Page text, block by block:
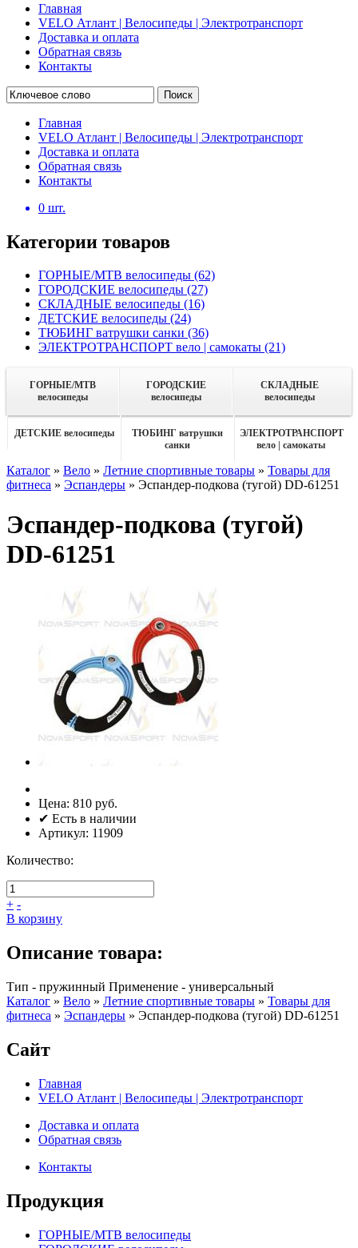
Главная
VELO Атлант | Велосипеды | Электротранспорт
Доставка и оплата
Обратная связь
Контакты
Поиск
Главная
VELO Атлант | Велосипеды | Электротранспорт
Доставка и оплата
Обратная связь
Контакты
0 шт.
Категории товаров
ГОРНЫЕ/MTB велосипеды (62)
ГОРОДСКИЕ велосипеды (27)
СКЛАДНЫЕ велосипеды (16)
ДЕТСКИЕ велосипеды (24)
ТЮБИНГ ватрушки санки (36)
ЭЛЕКТРОТРАНСПОРТ вело | самокаты (21)
ГОРНЫЕ/MTB
велосипеды
ГОРОДСКИЕ
велосипеды
СКЛАДНЫЕ
велосипеды
ДЕТСКИЕ велосипеды
ТЮБИНГ ватрушки
санки
ЭЛЕКТРОТРАНСПОРТ
вело | самокаты
Каталог » Вело » Летние спортивные товары » Товары для
фитнеса » Эспандеры » Эспандер-подкова (тугой) DD-61251
Эспандер-подкова (тугой)
DD-61251
Цена: 810 руб.
✔ Есть в наличии
Артикул: 11909
Количество:
+ -
В корзину
Описание товара:
Тип - пружинный Применение - универсальный
Каталог » Вело » Летние спортивные товары » Товары для
фитнеса » Эспандеры » Эспандер-подкова (тугой) DD-61251
Сайт
Главная
VELO Атлант | Велосипеды | Электротранспорт
Доставка и оплата
Обратная связь
Контакты
Продукция
ГОРНЫЕ/MTB велосипеды